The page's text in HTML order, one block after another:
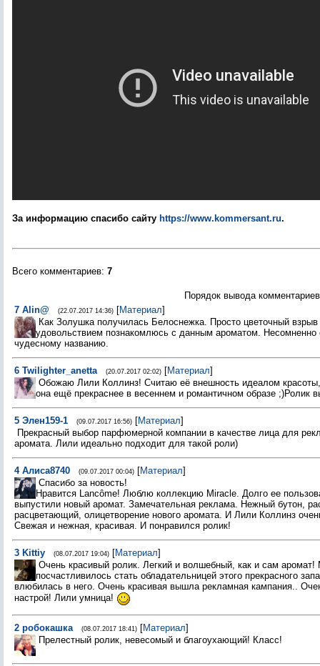
За информацию спасибо сайту https://www.kommersant.ru.
Всего комментариев: 7
Порядок вывода
7 Alin@ (22.07.2017 14:36) [Материал]
Как Золушка получилась Белоснежка. Просто цветочный
удовольствием познакомлюсь с данным ароматом. Несомненно
чудесному названию.
6 Twilighter_anetta (20.07.2017 02:02) [Материал]
Обожаю Лили Коллинз! Считаю её внешность идеалом
она ещё прекраснее в весеннем и романтичном образе
5 Элен159-1 (09.07.2017 16:56) [Материал]
Прекрасный выбор парфюмерной компании в качестве лица для
аромата. Лили идеально подходит для такой роли)
4 Алиса8740 (09.07.2017 00:04) [Материал]
Спасибо за новость!
Нравится Lancôme! Люблю коллекцию Miracle. Долго ее
выпустили новый аромат. Замечательная реклама. Нежный бутон,
расцветающий, олицетворение нового аромата. И Лили Коллинз
Свежая и нежная, красивая. И понравился ролик!
3 Kittiy (08.07.2017 19:04) [Материал]
Очень красивый ролик. Легкий и волшебный, как и сам аромат!
посчастливилось стать обладательницей этого прекрасного
влюбилась в него. Очень красивая вышла рекламная кампания..
настрой! Лили умница!
2 робокашка (08.07.2017 18:41) [Материал]
Прелестный ролик, невесомый и благоухающий! Класс!